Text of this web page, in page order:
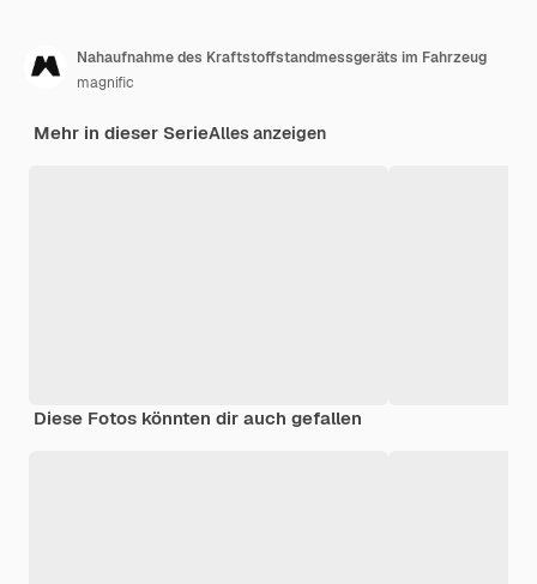
Nahaufnahme des Kraftstoffstandmessgeräts im Fahrzeug
magnific
Mehr in dieser SerieAlles anzeigen
Diese Fotos könnten dir auch gefallen